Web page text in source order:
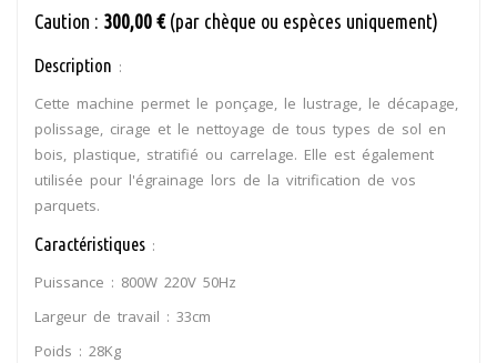
Caution : 300,00 €(par chèque ou espèces uniquement)
Description :
Cette machine permet le ponçage, le lustrage, le décapage,
polissage, cirage et le nettoyage de tous types de sol en
bois, plastique, stratifié ou carrelage. Elle est également
utilisée pour l'égrainage lors de la vitrification de vos
parquets.
Caractéristiques :
Puissance : 800W 220V 50Hz
Largeur de travail : 33cm
Poids : 28Kg